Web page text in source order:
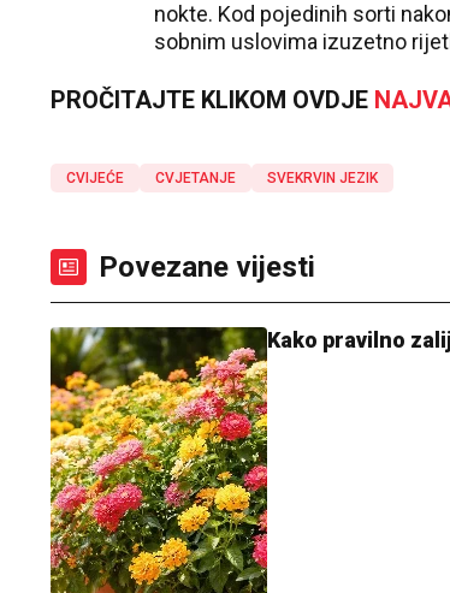
nokte. Kod pojedinih sorti
sobnim uslovima izuzetno
PROČITAJTE KLIKOM OVDJE
CVIJEĆE CVJETANJE SVEKRVIN JEZIK
Povezane vijesti
Kako pravilno